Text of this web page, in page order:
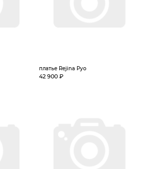
платье Rejina Pyo
42 900 ₽